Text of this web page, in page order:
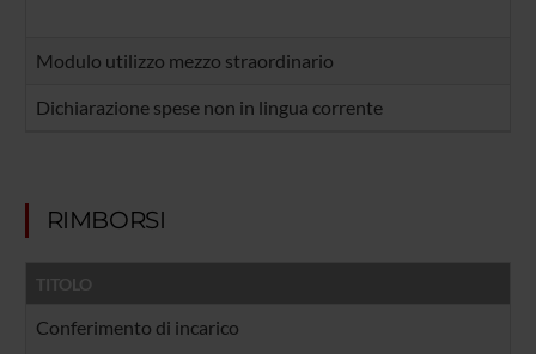
Modulo utilizzo mezzo straordinario
Dichiarazione spese non in lingua corrente
RIMBORSI
TITOLO
Conferimento di incarico